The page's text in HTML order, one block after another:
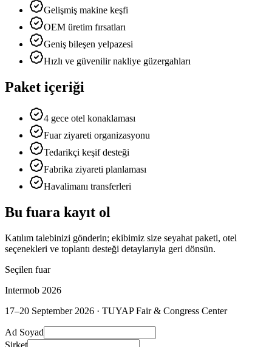
Gelişmiş makine keşfi
OEM üretim fırsatları
Geniş bileşen yelpazesi
Hızlı ve güvenilir nakliye güzergahları
Paket içeriği
4 gece otel konaklaması
Fuar ziyareti organizasyonu
Tedarikçi keşif desteği
Fabrika ziyareti planlaması
Havalimanı transferleri
Bu fuara kayıt ol
Katılım talebinizi gönderin; ekibimiz size seyahat paketi, otel
seçenekleri ve toplantı desteği detaylarıyla geri dönsün.
Seçilen fuar
Intermob 2026
17–20 September 2026 · TUYAP Fair & Congress Center
Ad Soyad